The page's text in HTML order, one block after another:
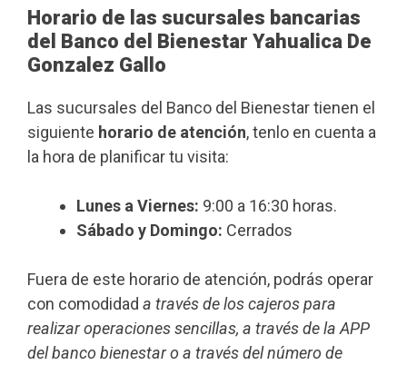
Horario de las sucursales bancarias
del Banco del Bienestar Yahualica De
Gonzalez Gallo
Las sucursales del Banco del Bienestar tienen el
siguiente horario de atención, tenlo en cuenta a
la hora de planificar tu visita:
Lunes a Viernes: 9:00 a 16:30 horas.
Sábado y Domingo: Cerrados
Fuera de este horario de atención, podrás operar
con comodidad a través de los cajeros para
realizar operaciones sencillas, a través de la APP
del banco bienestar o a través del número de